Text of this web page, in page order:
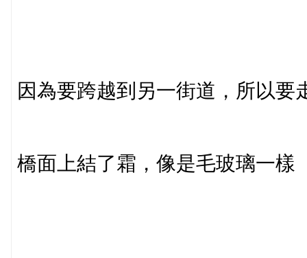
因為要跨越到另一街道，所以要
橋面上結了霜，像是毛玻璃一樣